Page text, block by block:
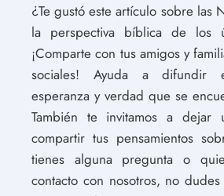
¿Te gustó este artículo sobre las
la perspectiva bíblica de los
¡Comparte con tus amigos y
sociales! Ayuda a difundir
esperanza y verdad que se
También te invitamos a dejar
compartir tus pensamientos
tienes alguna pregunta o
contacto con nosotros, no